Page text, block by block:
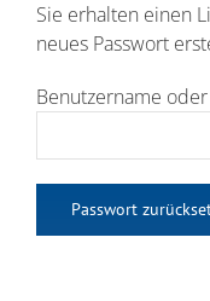
Sie erhalten einen
neues Passwort
Benutzername
Passwort